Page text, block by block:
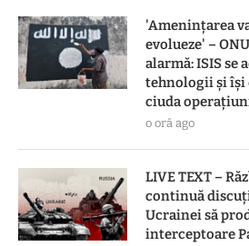
'Amenințarea
evolueze' –
alarmă: ISIS se
tehnologii și
ciuda
o oră ago
LIVE TEXT –
continuă
Ucrainei să
interceptoare